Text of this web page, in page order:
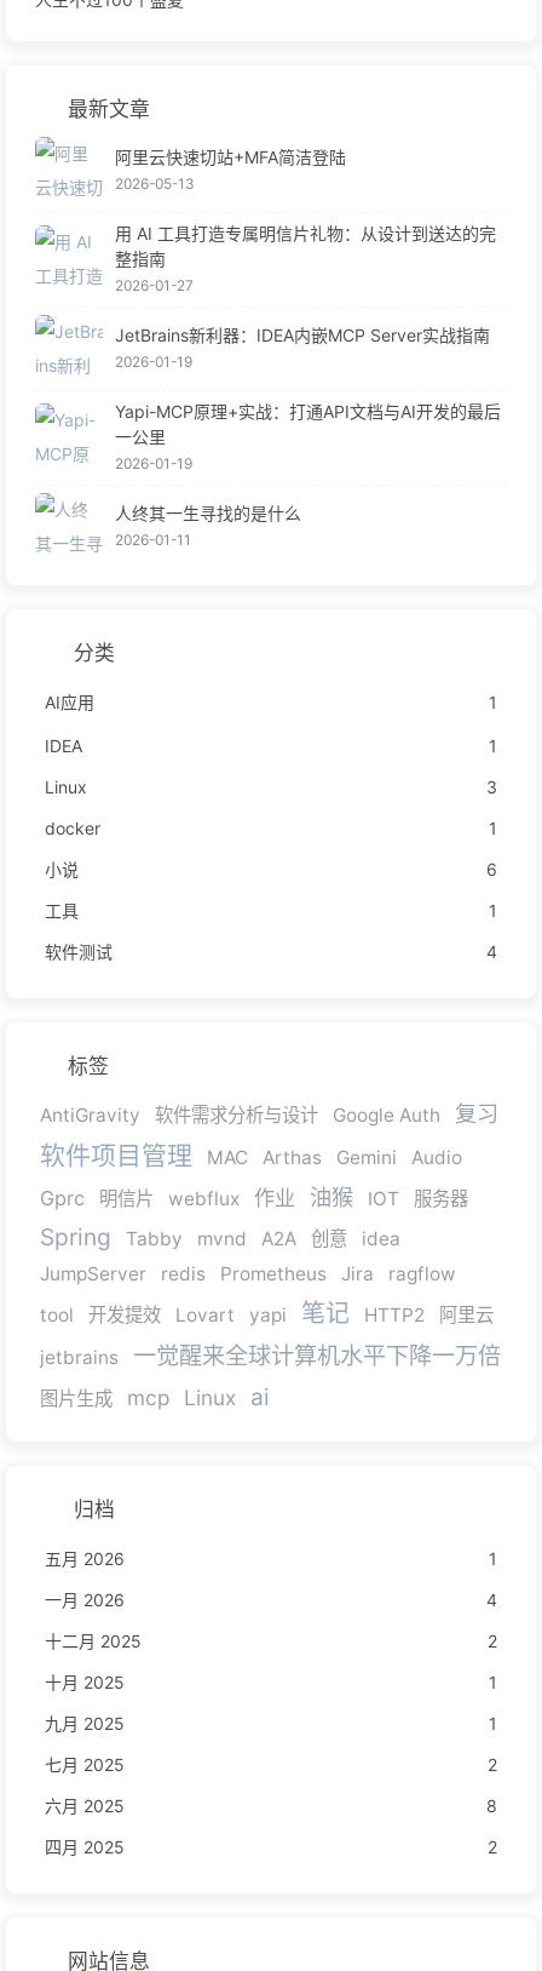
最新文章
阿里云快速切站+MFA简洁登陆
2026-05-13
用 AI 工具打造专属明信片礼物：从设计到送达的完
整指南
2026-01-27
JetBrains新利器：IDEA内嵌MCP Server实战指南
2026-01-19
Yapi-MCP原理+实战：打通API文档与AI开发的最后
一公里
2026-01-19
人终其一生寻找的是什么
2026-01-11
分类
AI应用 1
IDEA
1
Linux
3
docker
1
小说
6
工具
1
软件测试
4
标签
AntiGravity 软件需求分析与设计 Google Auth 复习
软件项目管理 MAC Arthas Gemini Audio
Gprc 明信片 webflux 作业 油猴 IOT 服务器
Spring Tabby mvnd A2A 创意
idea
JumpServer
redis Prometheus Jira
ragflow
tool
开发提效 Lovart yapi 笔记 HTTP2
阿里云
jetbrains
一觉醒来全球计算机水平下降一万倍
图片生成 mcp Linux ai
归档
五月 2026
1
一月 2026
4
十二月 2025
2
十月 2025
1
九月 2025
1
七月 2025
2
六月 2025
8
四月 2025
2
网站信息